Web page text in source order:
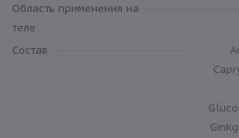
Область применения на
теле
Состав